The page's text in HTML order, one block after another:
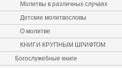
Молитвы в различных случаях
Детские молитвословы
О молитве
КНИГИ КРУПНЫМ ШРИФТОМ
Богослужебные книги